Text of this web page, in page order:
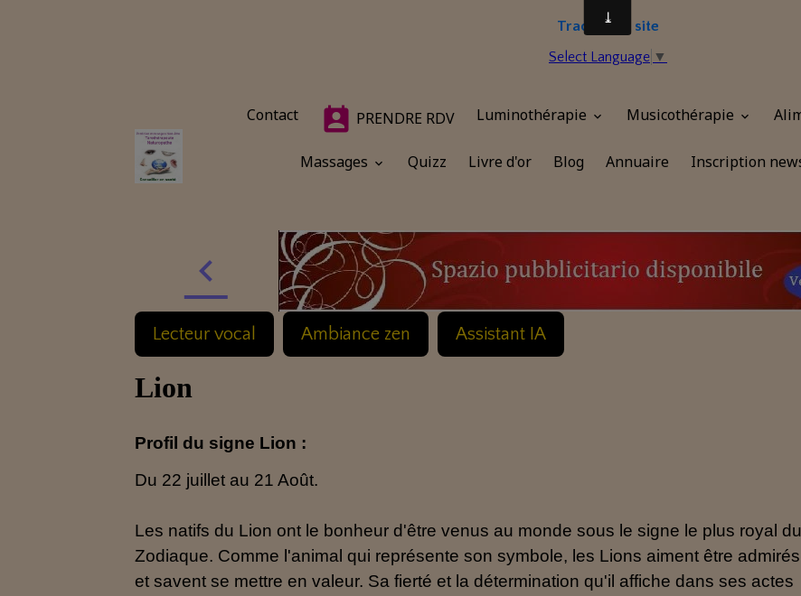
Traduire le site
Select Language ▼
Contact PRENDRE RDV Luminothérapie Musicothérapie
Massages Quizz Livre d'or Blog Annuaire Inscription
Lecteur vocal Ambiance zen Assistant IA
Lion
Profil du signe Lion :
Du 22 juillet au 21 Août.
Les natifs du Lion ont le bonheur d'être venus au monde sous le signe le plus royal du
Zodiaque. Comme l'animal qui représente son symbole, les Lions aiment être admirés
et savent se mettre en valeur. Sa fierté et la détermination qu'il affiche dans ses actes